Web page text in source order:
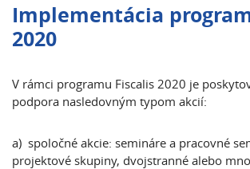
Implementácia
2020
V rámci programu Fiscalis 2020 je
podpora nasledovným typom akcií:
a) spoločné akcie: semináre a pracovné
projektové skupiny, dvojstranné alebo